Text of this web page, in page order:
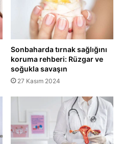
Sonbaharda tırnak sağlığını
koruma rehberi: Rüzgar ve
soğukla savaşın
27 Kasım 2024